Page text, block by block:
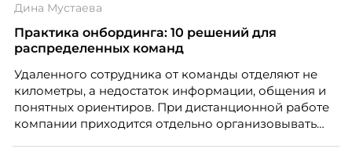
повысить эффективность сотрудников, ускорить
процессы, сохранить качество поддержки и
масштабироваться без роста команды. Так и
Skillbox.
Дина Мустаева
Практика онбординга: 10 решений для
распределенных команд
Удаленного сотрудника от команды отделяют не
километры, а недостаток информации, общения и
понятных ориентиров. При дистанционной работе
компании приходится отдельно организовывать